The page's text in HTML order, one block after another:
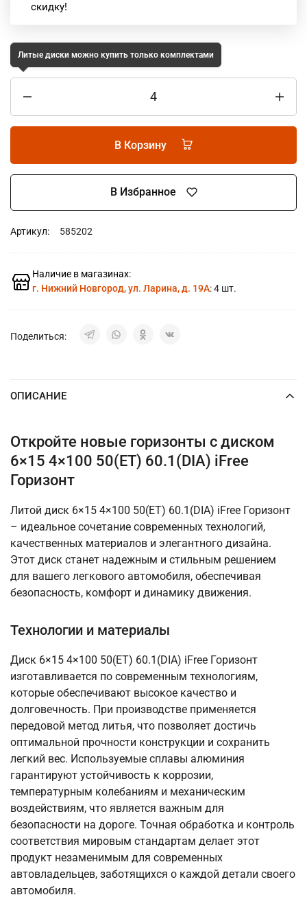
скидку!
Литые диски можно купить только комплектами
В Корзину
В Избранное
Артикул: 585202
Наличие в магазинах:
г. Нижний Новгород, ул. Ларина, д. 19А: 4 шт.
Поделиться:
ОПИСАНИЕ
Откройте новые горизонты с диском
6×15 4×100 50(ET) 60.1(DIA) iFree
Горизонт
Литой диск 6×15 4×100 50(ET) 60.1(DIA) iFree Горизонт
– идеальное сочетание современных технологий,
качественных материалов и элегантного дизайна.
Этот диск станет надежным и стильным решением
для вашего легкового автомобиля, обеспечивая
безопасность, комфорт и динамику движения.
Технологии и материалы
Диск 6×15 4×100 50(ET) 60.1(DIA) iFree Горизонт
изготавливается по современным технологиям,
которые обеспечивают высокое качество и
долговечность. При производстве применяется
передовой метод литья, что позволяет достичь
оптимальной прочности конструкции и сохранить
легкий вес. Используемые сплавы алюминия
гарантируют устойчивость к коррозии,
температурным колебаниям и механическим
воздействиям, что является важным для
безопасности на дороге. Точная обработка и контроль
соответствия мировым стандартам делает этот
продукт незаменимым для современных
автовладельцев, заботящихся о каждой детали своего
автомобиля.